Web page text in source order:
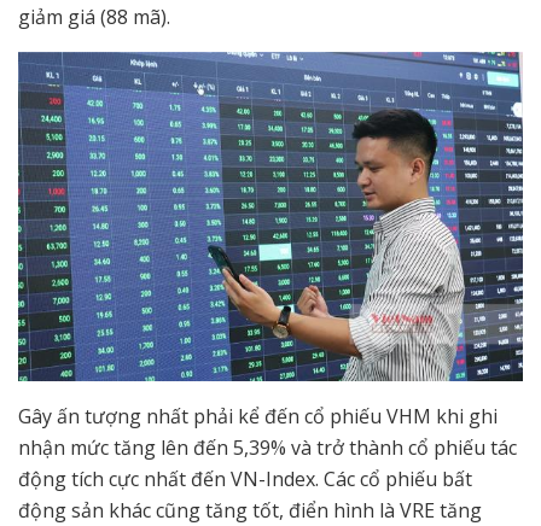
giảm giá (88 mã).
Gây ấn tượng nhất phải kể đến cổ phiếu VHM khi ghi
nhận mức tăng lên đến 5,39% và trở thành cổ phiếu tác
động tích cực nhất đến VN-Index. Các cổ phiếu bất
động sản khác cũng tăng tốt, điển hình là VRE tăng